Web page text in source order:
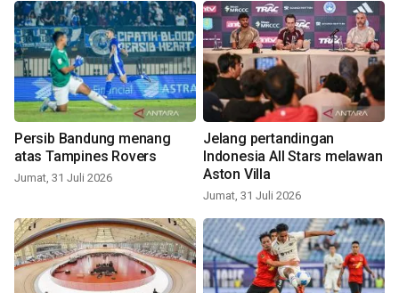
Persib Bandung menang
atas Tampines Rovers
Jumat, 31 Juli 2026
Jelang pertandingan
Indonesia All Stars melawan
Aston Villa
Jumat, 31 Juli 2026